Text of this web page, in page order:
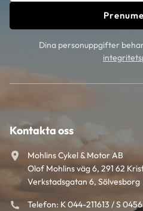
Dina personuppgifter
Kontakta oss
Mohlins Cykel & Motor AB
Olof Mohlins väg 6, 291 62
Verkstadsgatan 6, Sölvesborg
Telefon: K 044-211613 / S